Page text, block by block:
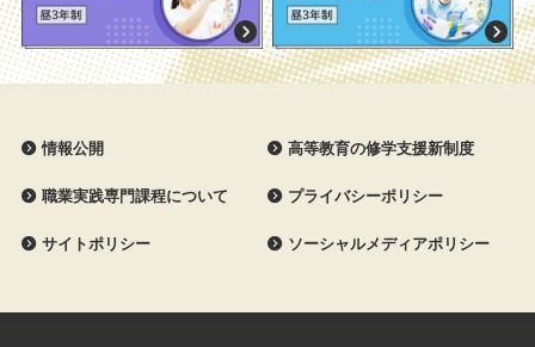
情報公開 高等教育の修学支援新制度
職業実践専門課程について プライバシーポリシー
サイトポリシー ソーシャルメディアポリシー